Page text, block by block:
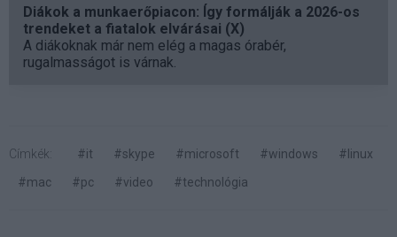
Diákok a munkaerőpiacon: Így formálják a 2026-os
trendeket a fiatalok elvárásai (X)
A diákoknak már nem elég a magas órabér,
rugalmasságot is várnak.
Címkék: #it #skype #microsoft #windows
#linux
#mac
#pc #video #technológia